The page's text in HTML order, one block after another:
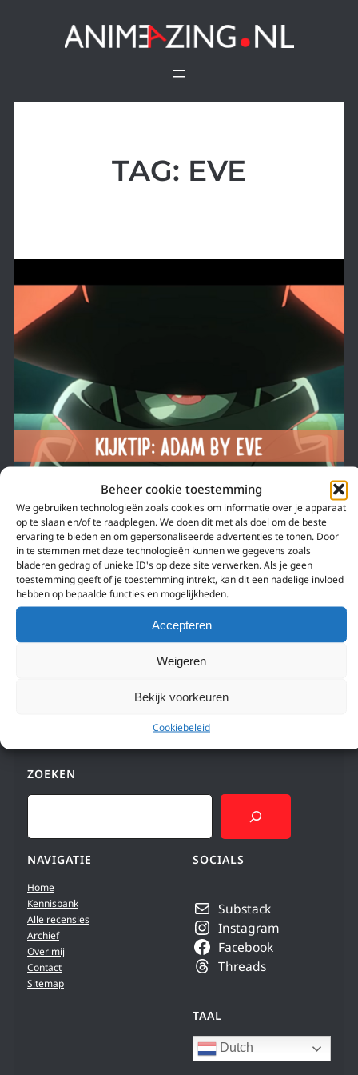
Beheer cookie toestemming
We gebruiken technologieën zoals cookies om informatie over je apparaat
op te slaan en/of te raadplegen. We doen dit met als doel om de beste
ervaring te bieden en om gepersonaliseerde advertenties te tonen. Door
in te stemmen met deze technologieën kunnen we gegevens zoals
bladeren gedrag of unieke ID's op deze site verwerken. Als je geen
toestemming geeft of je toestemming intrekt, kan dit een nadelige invloed
hebben op bepaalde functies en mogelijkheden.
Accepteren
Weigeren
Bekijk voorkeuren
Cookiebeleid
TAG: EVE
13 maart 2022
SINGER-SONGWRITER EVE MAAKT LIVE ACTION,
ANIME EN MUZIEK OP
Hybride muziek show met drama, muziek en anime gemaakt door singer-
ZOEKEN
Search
NAVIGATIE
Home
Kennisbank
Alle recensies
Archief
Over mij
Contact
Sitemap
SOCIALS
Substack
Instagram
Facebook
Threads
TAAL
Dutch